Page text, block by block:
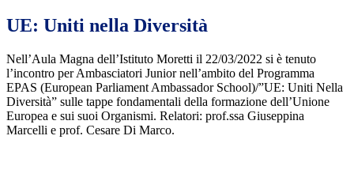
UE: Uniti nella Diversità
Nell’Aula Magna dell’Istituto Moretti il 22/03/2022 si è tenuto
l’incontro per Ambasciatori Junior nell’ambito del Programma
EPAS (European Parliament Ambassador School)/”UE: Uniti Nella
Diversità” sulle tappe fondamentali della formazione dell’Unione
Europea e sui suoi Organismi. Relatori: prof.ssa Giuseppina
Marcelli e prof. Cesare Di Marco.